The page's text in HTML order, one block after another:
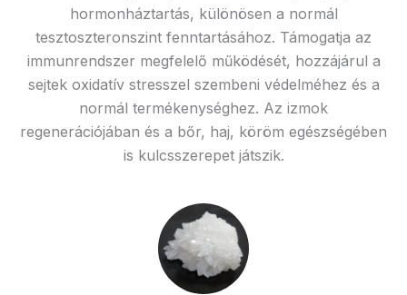
hormonháztartás, különösen a normál
tesztoszteronszint fenntartásához. Támogatja az
immunrendszer megfelelő működését, hozzájárul a
sejtek oxidatív stresszel szembeni védelméhez és a
normál termékenységhez. Az izmok
regenerációjában és a bőr, haj, köröm egészségében
is kulcsszerepet játszik.